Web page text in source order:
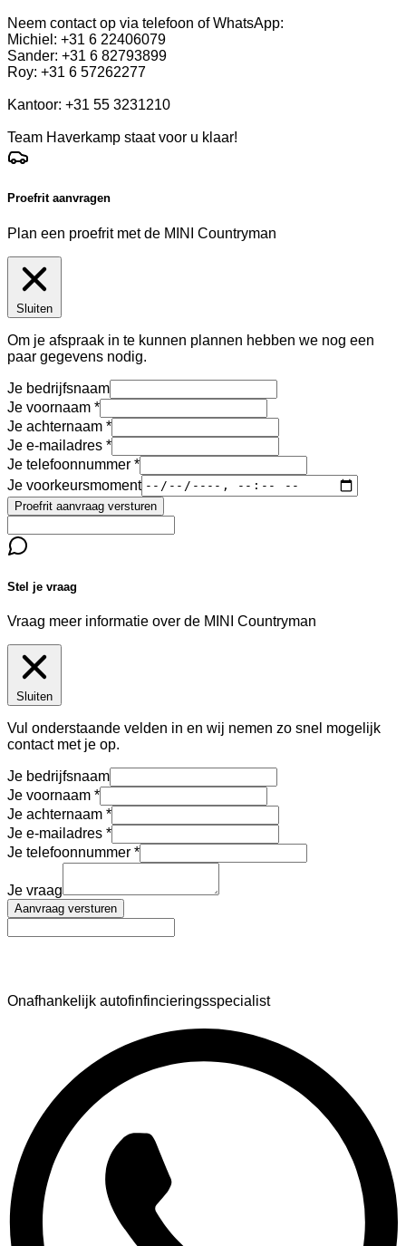
Neem contact op via telefoon of WhatsApp:
Michiel: +31 6 22406079
Sander: +31 6 82793899
Roy: +31 6 57262277
Kantoor: +31 55 3231210
Team Haverkamp staat voor u klaar!
Proefrit aanvragen
Plan een proefrit met de MINI Countryman
Sluiten
Om je afspraak in te kunnen plannen hebben we nog een
paar gegevens nodig.
Je bedrijfsnaam
Je voornaam
Je achternaam
Je e-mailadres
Je telefoonnummer
Je voorkeursmoment
Proefrit aanvraag versturen
Stel je vraag
Vraag meer informatie over de MINI Countryman
Sluiten
Vul onderstaande velden in en wij nemen zo snel mogelijk
contact met je op.
Je bedrijfsnaam
Je voornaam
Je achternaam
Je e-mailadres
Je telefoonnummer
Je vraag
Aanvraag versturen
Onafhankelijk autofinfincieringsspecialist